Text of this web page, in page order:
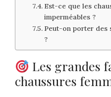
Est-ce que les
imperméables ?
Peut-on porter des
?
Les grandes
chaussures